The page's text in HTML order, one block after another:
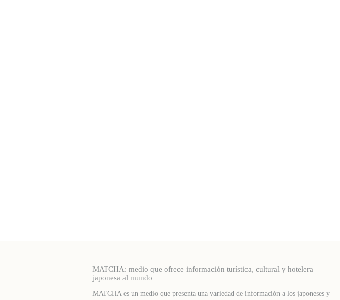
MATCHA: medio que ofrece información turística, cultural y hotelera
japonesa al mundo
MATCHA es un medio que presenta una variedad de información a los japoneses y